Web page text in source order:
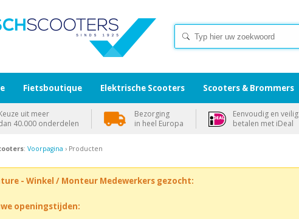
: Voorpagina › Producten
- Winkel / Monteur Medewerkers gezocht:
openingstijden:
Fietsboutique Elektrische Scooters Scooters & Brommers
uit meer
40.000 onderdelen
Bezorging
in heel Europa
Eenvoudig en veilig
betalen met iDeal